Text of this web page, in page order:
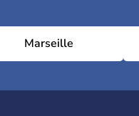
Marseille